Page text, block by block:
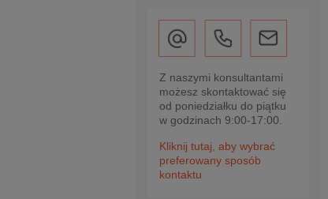
Z naszymi konsultantami
możesz skontaktować się
od poniedziałku do piątku
w godzinach 9:00-17:00.
Kliknij tutaj, aby wybrać
preferowany sposób
kontaktu